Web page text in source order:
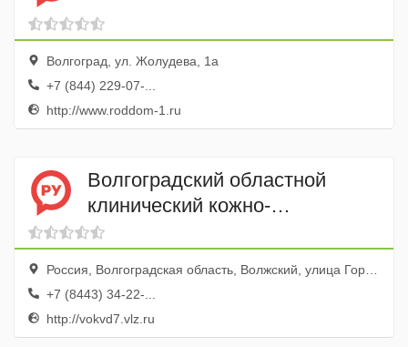
Волгоград, ул. Жолудева, 1а
+7 (844) 229-07-...
http://www.roddom-1.ru
Волгоградский областной
клинический кожно-
венерологический диспансер,
Волжский филиал
Россия, Волгоградская область, Волжский, улица Горького, 8
+7 (8443) 34-22-...
http://vokvd7.vlz.ru